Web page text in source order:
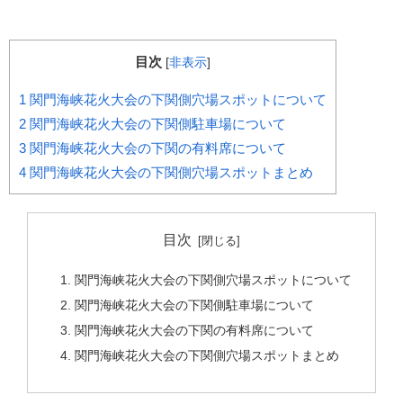
目次 [非表示]
1 関門海峡花火大会の下関側穴場スポットについて
2 関門海峡花火大会の下関側駐車場について
3 関門海峡花火大会の下関の有料席について
4 関門海峡花火大会の下関側穴場スポットまとめ
目次
関門海峡花火大会の下関側穴場スポットについて
関門海峡花火大会の下関側駐車場について
関門海峡花火大会の下関の有料席について
関門海峡花火大会の下関側穴場スポットまとめ